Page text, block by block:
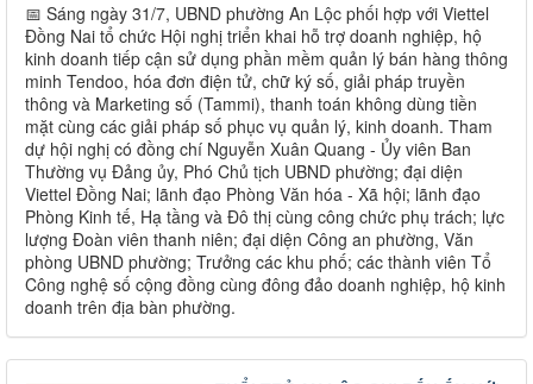
📅 Sáng ngày 31/7, UBND phường An Lộc phối hợp với Viettel
Đồng Nai tổ chức Hội nghị triển khai hỗ trợ doanh nghiệp, hộ
kinh doanh tiếp cận sử dụng phần mềm quản lý bán hàng thông
minh Tendoo, hóa đơn điện tử, chữ ký số, giải pháp truyền
thông và Marketing số (Tammi), thanh toán không dùng tiền
mặt cùng các giải pháp số phục vụ quản lý, kinh doanh. Tham
dự hội nghị có đồng chí Nguyễn Xuân Quang - Ủy viên Ban
Thường vụ Đảng ủy, Phó Chủ tịch UBND phường; đại diện
Viettel Đồng Nai; lãnh đạo Phòng Văn hóa - Xã hội; lãnh đạo
Phòng Kinh tế, Hạ tầng và Đô thị cùng công chức phụ trách; lực
lượng Đoàn viên thanh niên; đại diện Công an phường, Văn
phòng UBND phường; Trưởng các khu phố; các thành viên Tổ
Công nghệ số cộng đồng cùng đông đảo doanh nghiệp, hộ kinh
doanh trên địa bàn phường.